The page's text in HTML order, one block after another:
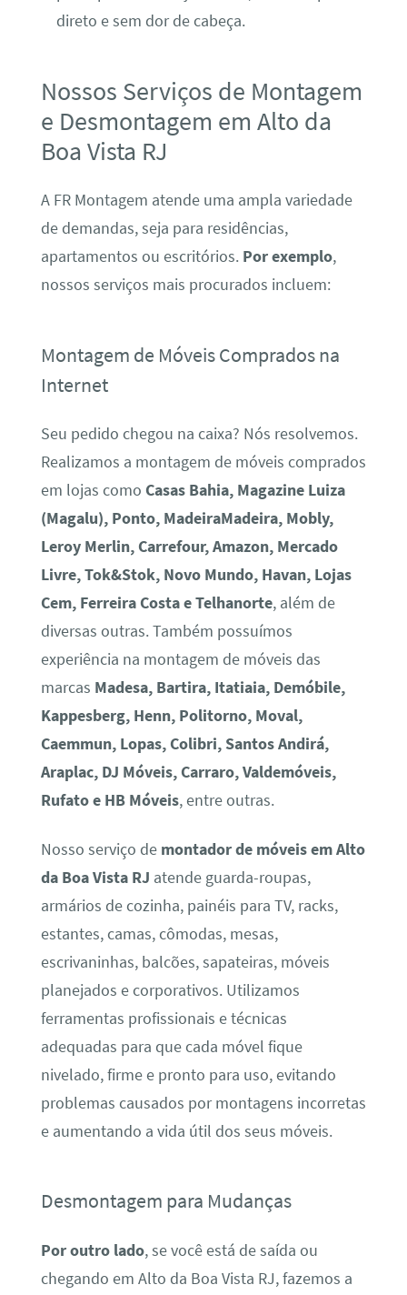
direto e sem dor de cabeça.
Nossos Serviços de Montagem
e Desmontagem em Alto da
Boa Vista RJ
A FR Montagem atende uma ampla variedade
de demandas, seja para residências,
apartamentos ou escritórios. Por exemplo,
nossos serviços mais procurados incluem:
Montagem de Móveis Comprados na
Internet
Seu pedido chegou na caixa? Nós resolvemos.
Realizamos a montagem de móveis comprados
em lojas como Casas Bahia, Magazine Luiza
(Magalu), Ponto, MadeiraMadeira, Mobly,
Leroy Merlin, Carrefour, Amazon, Mercado
Livre, Tok&Stok, Novo Mundo, Havan, Lojas
Cem, Ferreira Costa e Telhanorte, além de
diversas outras. Também possuímos
experiência na montagem de móveis das
marcas Madesa, Bartira, Itatiaia, Demóbile,
Kappesberg, Henn, Politorno, Moval,
Caemmun, Lopas, Colibri, Santos Andirá,
Araplac, DJ Móveis, Carraro, Valdemóveis,
Rufato e HB Móveis, entre outras.
Nosso serviço de montador de móveis em Alto
da Boa Vista RJ atende guarda-roupas,
armários de cozinha, painéis para TV, racks,
estantes, camas, cômodas, mesas,
escrivaninhas, balcões, sapateiras, móveis
planejados e corporativos. Utilizamos
ferramentas profissionais e técnicas
adequadas para que cada móvel fique
nivelado, firme e pronto para uso, evitando
problemas causados por montagens incorretas
e aumentando a vida útil dos seus móveis.
Desmontagem para Mudanças
Por outro lado, se você está de saída ou
chegando em Alto da Boa Vista RJ, fazemos a